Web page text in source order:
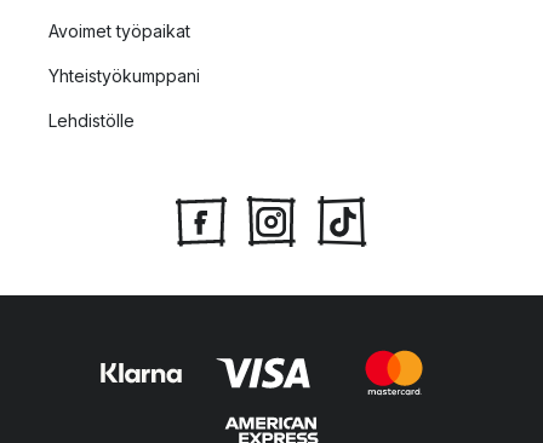
Avoimet työpaikat
Yhteistyökumppani
Lehdistölle